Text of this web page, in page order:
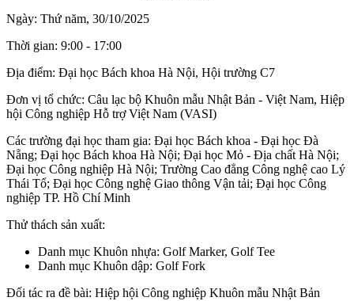
Ngày: Thứ năm, 30/10/2025
Thời gian: 9:00 - 17:00
Địa điểm: Đại học Bách khoa Hà Nội, Hội trường C7
Đơn vị tổ chức: Câu lạc bộ Khuôn mẫu Nhật Bản - Việt Nam, Hiệp
hội Công nghiệp Hỗ trợ Việt Nam (VASI)
Các trường đại học tham gia: Đại học Bách khoa - Đại học Đà
Nẵng; Đại học Bách khoa Hà Nội; Đại học Mỏ - Địa chất Hà Nội;
Đại học Công nghiệp Hà Nội; Trường Cao đẳng Công nghệ cao Lý
Thái Tổ; Đại học Công nghệ Giao thông Vận tải; Đại học Công
nghiệp TP. Hồ Chí Minh
Thử thách sản xuất:
Danh mục Khuôn nhựa: Golf Marker, Golf Tee
Danh mục Khuôn dập: Golf Fork
Đối tác ra đề bài: Hiệp hội Công nghiệp Khuôn mẫu Nhật Bản